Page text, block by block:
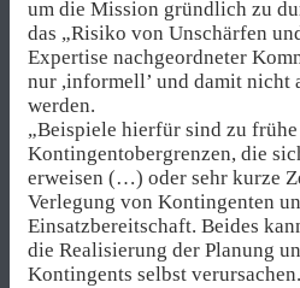
um die Mission gründlich zu
das „Risiko von Unschärfen
Expertise nachgeordneter
nur ,informell’ und damit nicht
werden.
„Beispiele hierfür sind zu
Kontingentobergrenzen, die
erweisen (…) oder sehr kurze
Verlegung von Kontingenten
Einsatzbereitschaft. Beides
die Realisierung der Planung
Kontingents selbst